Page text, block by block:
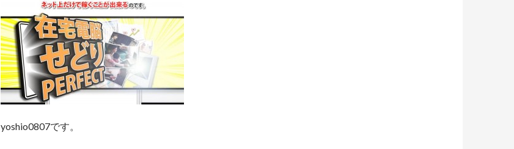
yoshio0807です。